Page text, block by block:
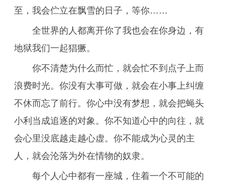
至，我会伫立在飘雪的日子，等你……
全世界的人都离开你了我也会在你身边，有
地狱我们一起猖獗。
你不清楚为什么而忙，就会忙不到点子上而
浪费时光。你没有大事可做，就会在小事上纠缠
不休而忘了前行。你心中没有梦想，就会把蝇头
小利当成追逐的对象。你不知道心中的向往，就
会心里没底越走越心虚。你不能成为心灵的主
人，就会沦落为外在情物的奴隶。
每个人心中都有一座城，住着一个不可能的